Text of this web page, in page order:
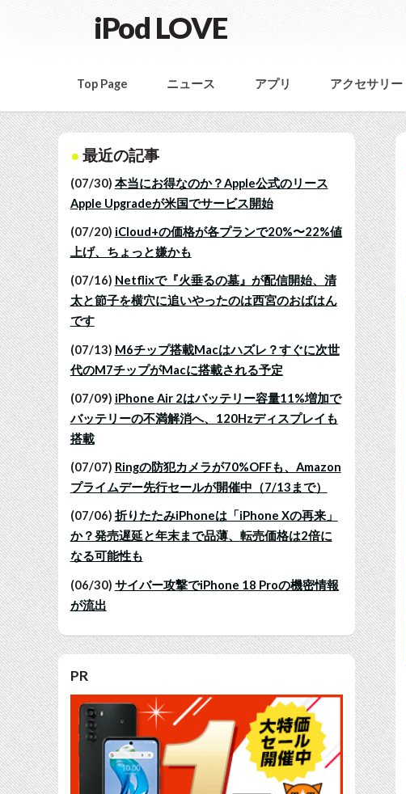
iPod LOVE
Top Page ニュース アプリ アクセサリー
最近の記事
(07/30) 本当にお得なのか？Apple公式のリース
Apple Upgradeが米国でサービス開始
(07/20) iCloud+の価格が各プランで20%〜22%値
上げ、ちょっと嫌かも
(07/16) Netflixで『火垂るの墓』が配信開始、清
太と節子を横穴に追いやったのは西宮のおばはん
です
(07/13) M6チップ搭載Macはハズレ？すぐに次世
代のM7チップがMacに搭載される予定
(07/09) iPhone Air 2はバッテリー容量11%増加で
バッテリーの不満解消へ、120Hzディスプレイも
搭載
(07/07) Ringの防犯カメラが70%OFFも、Amazon
プライムデー先行セールが開催中（7/13まで）
(07/06) 折りたたみiPhoneは「iPhone Xの再来」
か？発売遅延と年末まで品薄、転売価格は2倍に
なる可能性も
(06/30) サイバー攻撃でiPhone 18 Proの機密情報
が流出
PR